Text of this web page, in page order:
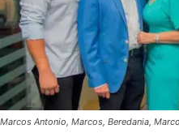
Marcos Antonio, Marcos, Beredania,